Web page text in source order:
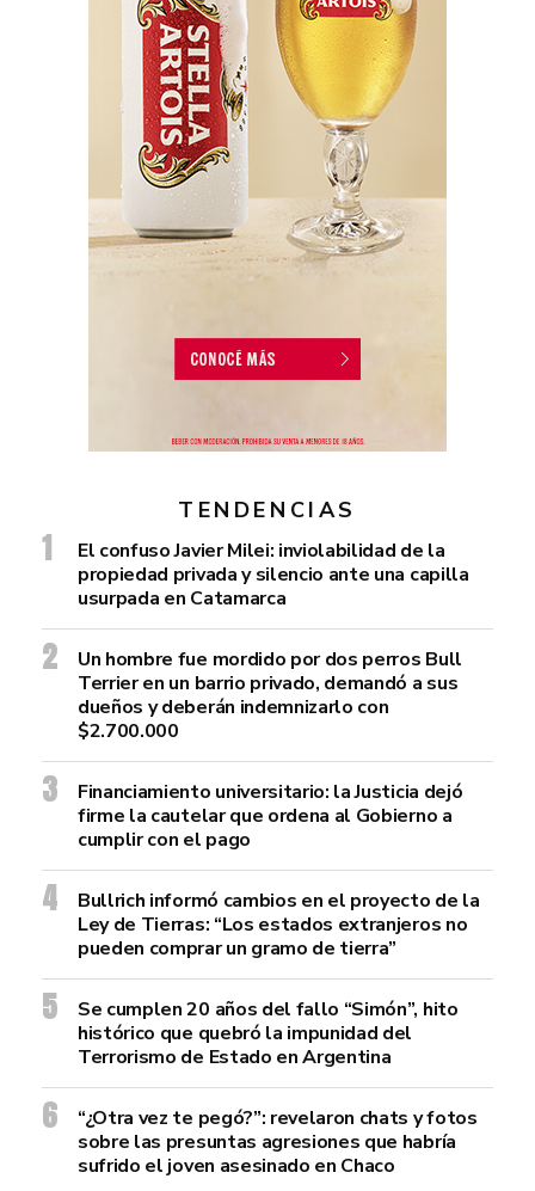
TENDENCIAS
El confuso Javier Milei: inviolabilidad de la
propiedad privada y silencio ante una capilla
usurpada en Catamarca
Un hombre fue mordido por dos perros Bull
Terrier en un barrio privado, demandó a sus
dueños y deberán indemnizarlo con
$2.700.000
Financiamiento universitario: la Justicia dejó
firme la cautelar que ordena al Gobierno a
cumplir con el pago
Bullrich informó cambios en el proyecto de la
Ley de Tierras: “Los estados extranjeros no
pueden comprar un gramo de tierra”
Se cumplen 20 años del fallo “Simón”, hito
histórico que quebró la impunidad del
Terrorismo de Estado en Argentina
“¿Otra vez te pegó?”: revelaron chats y fotos
sobre las presuntas agresiones que habría
sufrido el joven asesinado en Chaco